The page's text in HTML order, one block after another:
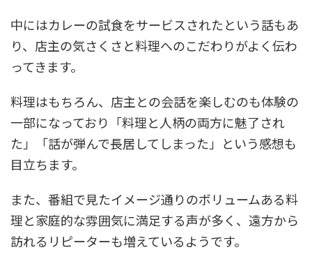
中にはカレーの試食をサービスされたという話もあ
り、店主の気さくさと料理へのこだわりがよく伝わ
ってきます。
料理はもちろん、店主との会話を楽しむのも体験の
一部になっており「料理と人柄の両方に魅了され
た」「話が弾んで長居してしまった」という感想も
目立ちます。
また、番組で見たイメージ通りのボリュームある料
理と家庭的な雰囲気に満足する声が多く、遠方から
訪れるリピーターも増えているようです。